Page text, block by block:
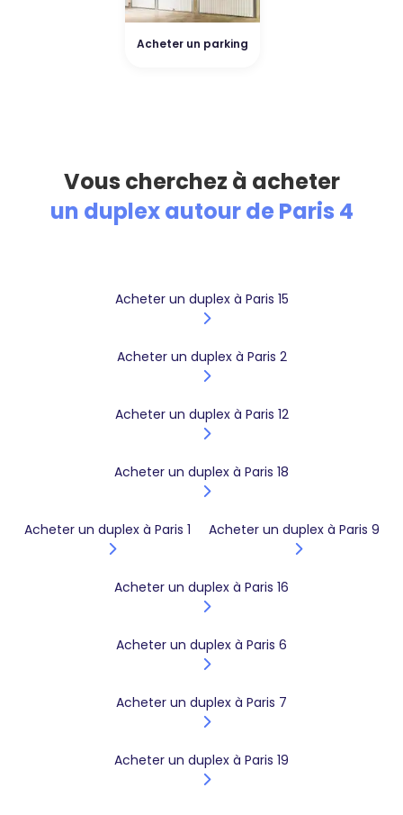
Acheter un parking
Vous cherchez à acheter
un duplex autour de Paris 4
Acheter un duplex à Paris 15
Acheter un duplex à Paris 2
Acheter un duplex à Paris 12
Acheter un duplex à Paris 18
Acheter un duplex à Paris 1 Acheter un duplex à Paris 9
Acheter un duplex à Paris 16
Acheter un duplex à Paris 6
Acheter un duplex à Paris 7
Acheter un duplex à Paris 19